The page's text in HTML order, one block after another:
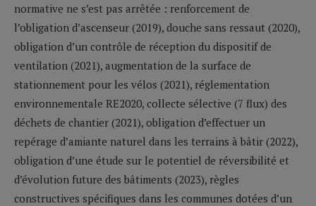
normative ne s’est pas arrêtée : renforcement de
l’obligation d’ascenseur (2019), douche sans ressaut (2020),
obligation d’un contrôle de réception du dispositif de
ventilation (2021), augmentation de la surface de
stationnement pour les vélos (2021), réglementation
environnementale RE2020, collecte sélective (7 flux) des
déchets de chantier (2021), obligation d’effectuer un
repérage d’amiante naturel dans les terrains à bâtir (2022),
obligation d’une étude sur le potentiel de réversibilité et
d’évolution future des bâtiments (2023), règles
constructives spécifiques dans les communes dotées d’un